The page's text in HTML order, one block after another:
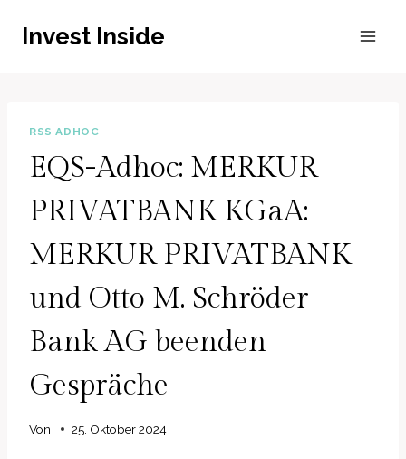
InhaltInvest Inside
RSS ADHOC
EQS-Adhoc: MERKUR
PRIVATBANK KGaA:
MERKUR PRIVATBANK
und Otto M. Schröder
Bank AG beenden
Gespräche
Von 25. Oktober 2024